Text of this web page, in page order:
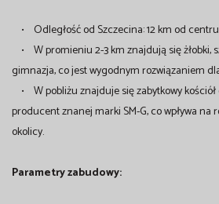
• Odległość od Szczecina: 12 km od
• W promieniu 2-3 km znajdują się żłobki,
gimnazja, co jest wygodnym rozwiązaniem
• W pobliżu znajduje się zabytkowy
producent znanej marki SM-G, co wpływa
okolicy.
Parametry zabudowy: